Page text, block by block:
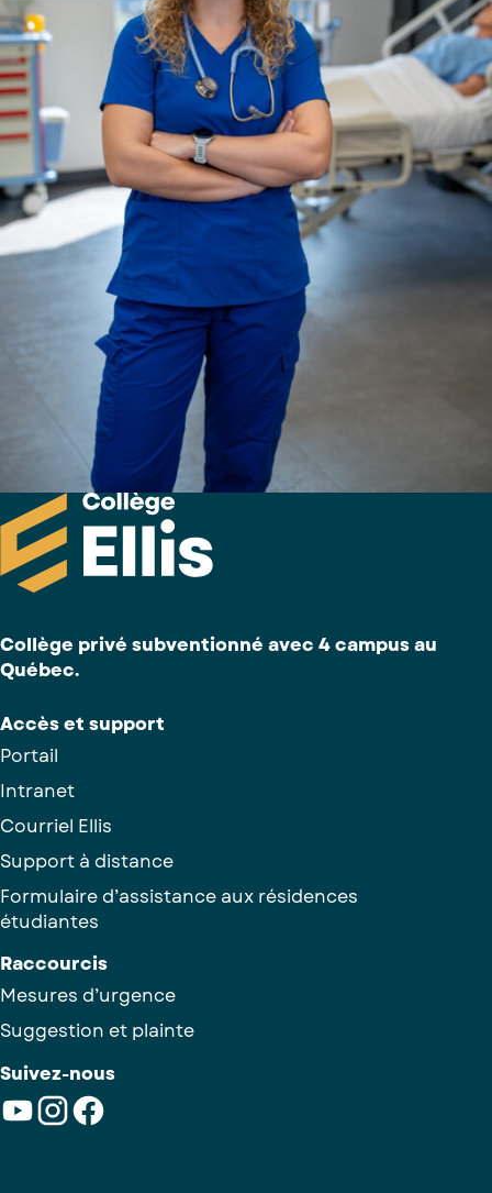
Collège privé subventionné avec 4 campus au
Québec.
Accès et support
Portail
Intranet
Courriel Ellis
Support à distance
Formulaire d’assistance aux résidences
étudiantes
Raccourcis
Mesures d’urgence
Suggestion et plainte
Suivez-nous